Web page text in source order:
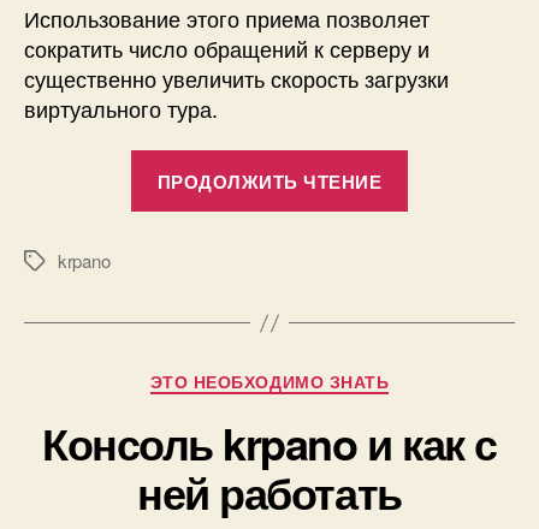
Использование этого приема позволяет
сократить число обращений к серверу и
существенно увеличить скорость загрузки
виртуального тура.
ПРОДОЛЖИТЬ ЧТЕНИЕ
Меткиkrpano
Рубрики
ЭТО НЕОБХОДИМО ЗНАТЬ
Консоль krpano и как с
ней работать
в
о
:
П
а
в
1
1